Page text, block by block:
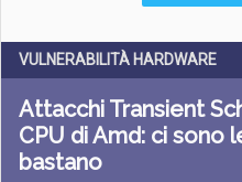
VULNERABILITÀ HARDWARE
Attacchi Transient
CPU di Amd: ci sono
bastano